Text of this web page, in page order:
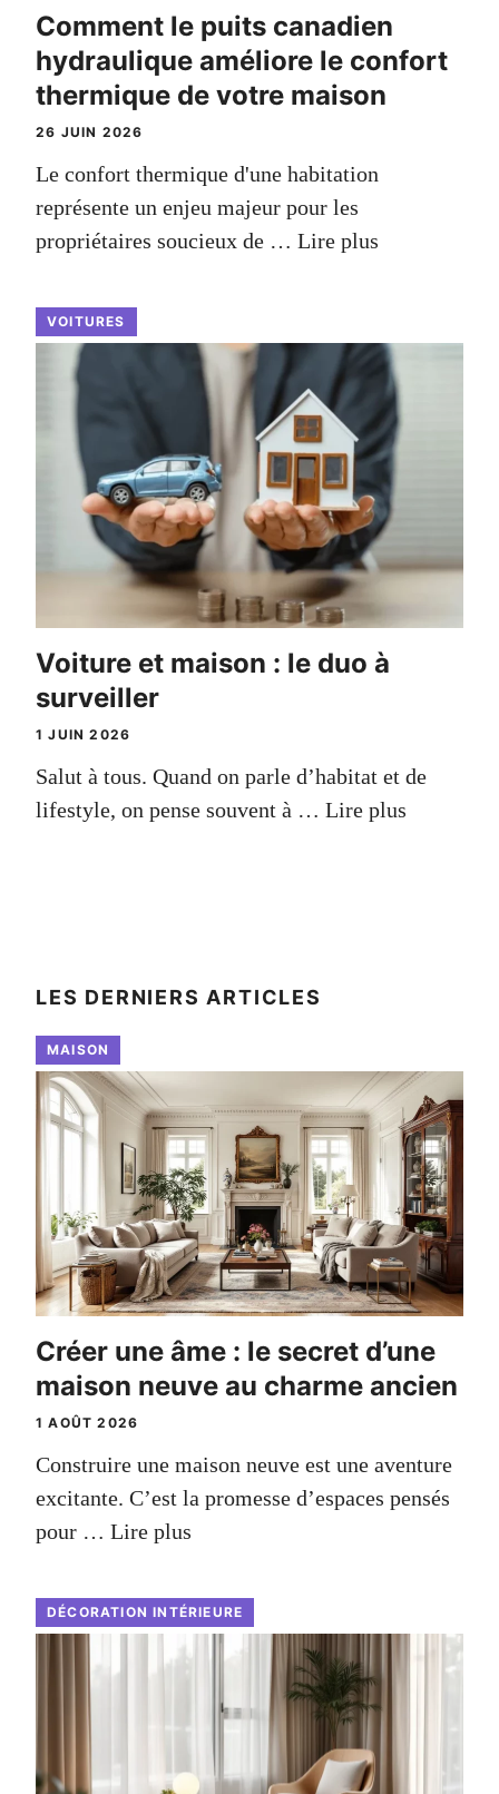
Comment le puits canadien
hydraulique améliore le confort
thermique de votre maison
26 JUIN 2026
Le confort thermique d'une habitation
représente un enjeu majeur pour les
propriétaires soucieux de … Lire plus
VOITURES
Voiture et maison : le duo à
surveiller
1 JUIN 2026
Salut à tous. Quand on parle d’habitat et de
lifestyle, on pense souvent à … Lire plus
LES DERNIERS ARTICLES
MAISON
Créer une âme : le secret d’une
maison neuve au charme ancien
1 AOÛT 2026
Construire une maison neuve est une aventure
excitante. C’est la promesse d’espaces pensés
pour … Lire plus
DÉCORATION INTÉRIEURE